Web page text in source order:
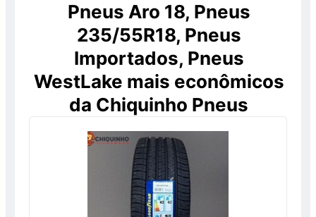
Pneus Aro 18, Pneus
235/55R18, Pneus
Importados, Pneus
WestLake mais econômicos
da Chiquinho Pneus